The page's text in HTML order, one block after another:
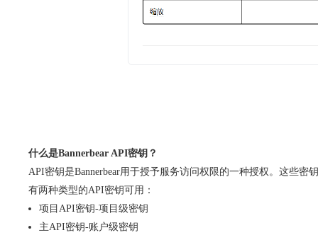
什么是Bannerbear API密钥？
API密钥是Bannerbear用于授予服务访问权限的一种授权。这些密
有两种类型的API密钥可用：
项目API密钥-项目级密钥
主API密钥-账户级密钥